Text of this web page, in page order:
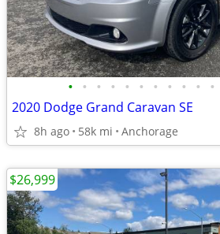
• • • • • • • • • • •
2020 Dodge Grand Caravan SE
8h ago 58k mi Anchorage
$26,999